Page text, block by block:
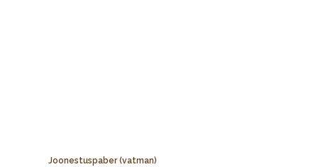
Joonestuspaber (vatman)